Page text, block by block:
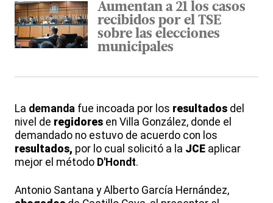
Aumentan a 21 los casos
recibidos por el TSE
sobre las elecciones
municipales
La demanda fue incoada por los resultados del
nivel de regidores en Villa González, donde el
demandado no estuvo de acuerdo con los
resultados, por lo cual solicitó a la JCE aplicar
mejor el método D'Hondt.
Antonio Santana y Alberto García Hernández,